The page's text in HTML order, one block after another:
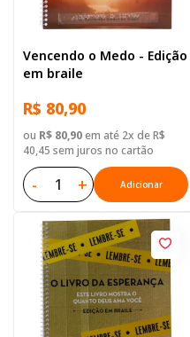
Vencendo o Medo - Edição
em braile
R$ 80,90
ou R$ 80,90em até 2x de R$
40,45 sem juros no cartão
- + Adicionar